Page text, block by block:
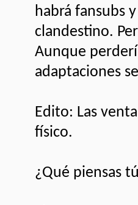
habrá fansubs
clandestino.
Aunque
adaptaciones
Edito: Las
físico.
¿Qué piensas